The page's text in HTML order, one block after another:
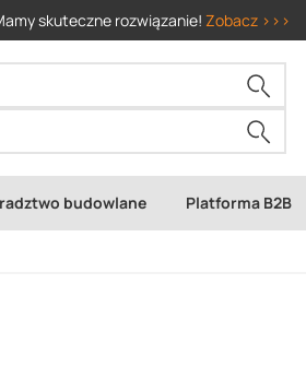
skuteczne rozwiązanie! Zobacz >>>
budowlane Platforma B2B